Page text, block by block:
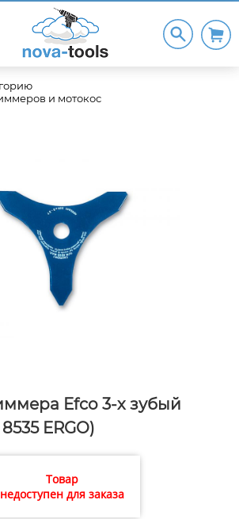
и мотокос
Efco 3-х зубый
ERGO)
Товар
недоступен для заказа